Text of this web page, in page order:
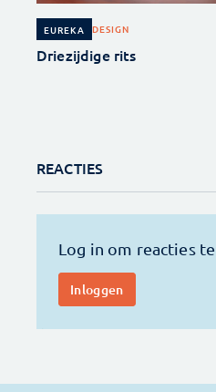
EUREKA DESIGN
Driezijdige rits
REACTIES